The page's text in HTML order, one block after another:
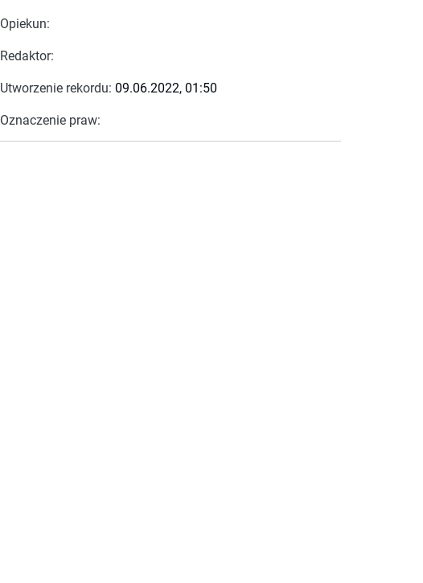
Opiekun:
Redaktor:
Utworzenie rekordu: 09.06.2022, 01:50
Oznaczenie praw: